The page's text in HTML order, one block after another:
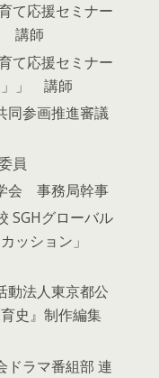
て応援セミナー
講師
て応援セミナー
」」 講師
参画推進審議
員
会 事務局幹事
SGHグローバル
ッション」
法人東京都公
史』制作編集
ラマ番組部 連